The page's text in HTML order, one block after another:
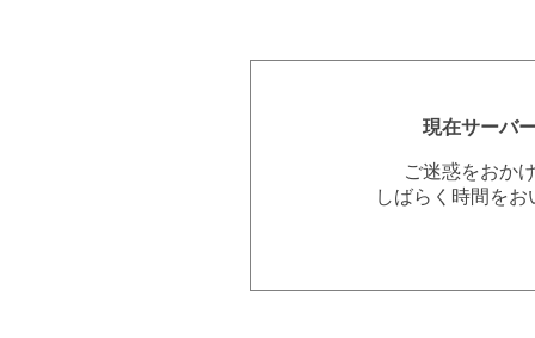
現在サーバ
ご迷惑をおか
しばらく時間を